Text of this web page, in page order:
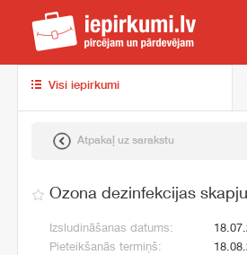
Visi iepirkumi
Atpakaļ uz sarakstu
Ozona dezinfekcijas
Izsludināšanas datums:
Pieteikšanās termiņš: